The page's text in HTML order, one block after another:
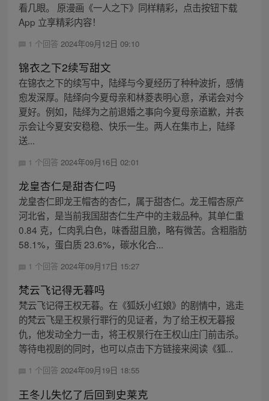
看几眼。 原漫画《一人之下》同样精彩，点击按钮下载
App 立享精彩内容！
1 个回答 2024年09月12日 09:10
锦衣之下2续写甜文
在锦衣之下的续写中，陆绎与今夏经历了种种波折，感情
愈发深厚。陆绎向今夏母亲和林菱表明心意，承诺会对今
夏好。例如，陆绎为之前退婚之事向今夏母亲道歉，并表
示会让今夏安安稳稳、快乐一生。两人在集市上，陆绎
送...
1 个回答 2024年09月16日 02:01
龙皇杏仁是甜杏仁吗
龙皇杏仁即龙王帽杏的杏仁，属于甜杏仁。龙王帽杏原产
河北省，是当前我国甜杏仁生产中的主栽品种。其单仁重
0.84 克，仁肉乳白色，味香甜且脆，略有微苦。含粗脂肪
58.1%，蛋白质 23.6%，碳水化合...
1 个回答 2024年09月17日 15:27
梵云飞记得无暮吗
梵云飞记得王权无暮。在《狐妖小红娘》的剧情中，逃走
的梵云飞是王权景行罪行的见证者，为了给王权无暮报
仇，他发动全力一击，将王权景行在王权山庄门前击杀。
等待电视剧的同时，也可以点击下方链接来阅读《狐...
1 个回答 2024年09月19日 18:55
王冬儿失忆了后回到史莱克